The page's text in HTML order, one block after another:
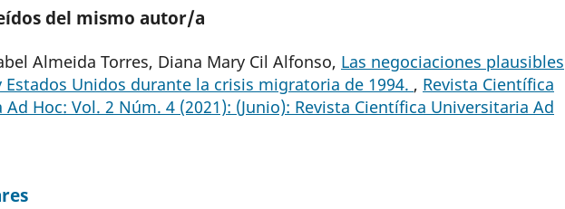
del mismo autor/a
Almeida Torres, Diana Mary Cil Alfonso, Las negociaciones plausibles
Estados Unidos durante la crisis migratoria de 1994. , Revista Científica
Hoc: Vol. 2 Núm. 4 (2021): (Junio): Revista Científica Universitaria Ad